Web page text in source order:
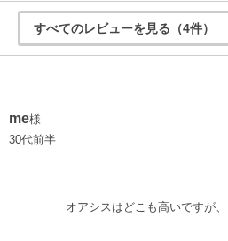
すべてのレビューを見る（4件）
me様
30代前半
オアシスはどこも高いですが